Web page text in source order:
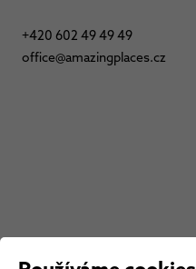
+420 602 49 49 49
office@amazingplaces.cz